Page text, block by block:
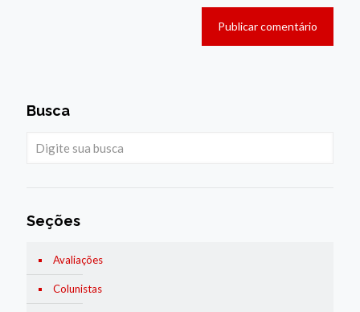
Busca
Seções
Avaliações
Colunistas